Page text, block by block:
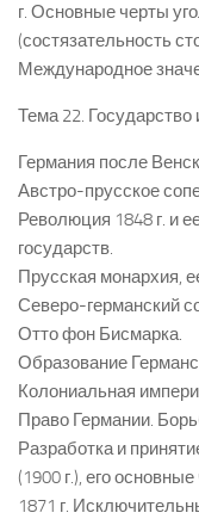
г. Основные черты
(состязательность
Международное
Тема 22.
Германия после
Австро-прусское
Революция 1848 г. и
государств.
Прусская монархия,
Северо-германский
Отто фон Бисмарка.
Образование
Колониальная
Право Германии.
Разработка и
(1900 г.), его
1871 г.